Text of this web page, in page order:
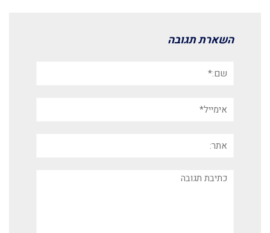
השארת תגובה
תגובה